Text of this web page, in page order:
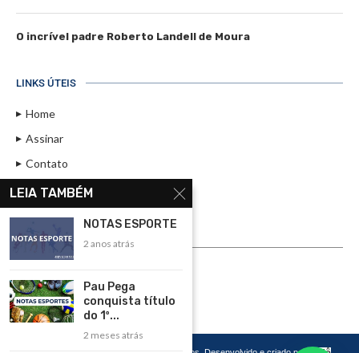
O incrível padre Roberto Landell de Moura
LINKS ÚTEIS
Home
Assinar
Contato
Política de Privacidade
ASSINE
ASSINE
LEIA TAMBÉM
NOTAS ESPORTE
2 anos atrás
Pau Pega
conquista título
do 1º...
2 meses atrás